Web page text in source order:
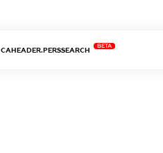
CAHEADER.PERSSEARCH
BETA